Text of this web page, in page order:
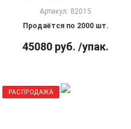
Артикул: 82015
Продаётся по 2000 шт.
45080 руб. /упак.
РАСПРОДАЖА